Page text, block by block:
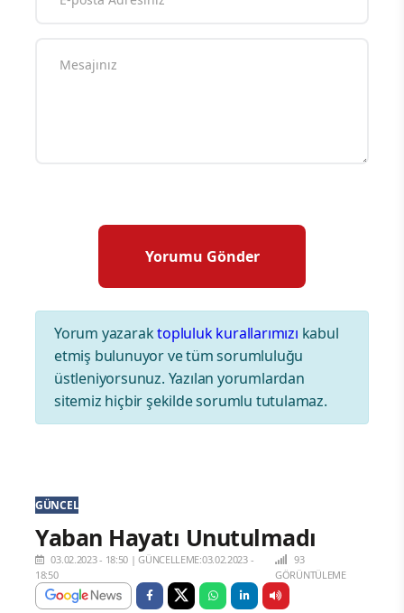
Yorum yazaraktopluluk kurallarımızı kabul
etmiş bulunuyor ve tüm sorumluluğu
üstleniyorsunuz. Yazılan yorumlardan
sitemiz hiçbir şekilde sorumlu tutulamaz.
GÜNCEL
Yaban Hayatı Unutulmadı
03.02.2023 - 18:50 |GÜNCELLEME:03.02.2023 -
18:50
93
GÖRÜNTÜLEME